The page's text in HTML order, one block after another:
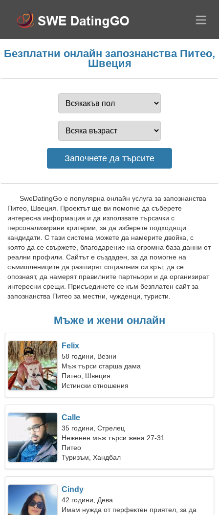
Безплатни онлайн запознанства Питео,
Швеция
SweDatingGo е популярна онлайн услуга за запознанства
Питео, Швеция. Проектът ще ви помогне да съберете
интересна информация и да използвате търсачки с
персонализирани критерии, за да изберете подходящи
кандидати. С тази система можете да намерите двойка, с
която да се свържете, благодарение на огромна база данни от
реални профили. Сайтът е създаден, за да помогне на
съмишлениците да разширят социалния си кръг, да се
опознаят, да намерят правилните партньори и да организират
интересни срещи. Присъединете се към безплатен сайт за
запознанства Питео за местни, чужденци, туристи.
Мъже и жени онлайн
Felix
58 години, Везни
Мъж търси старша дама
Питео, Швеция
Истински отношения
Calle
35 години, Стрелец
Неженен мъж търси жена 27-31
Питео
Туризъм, Хандбал
Cindy
42 години, Дева
Имам нужда от перфектен приятел, за да